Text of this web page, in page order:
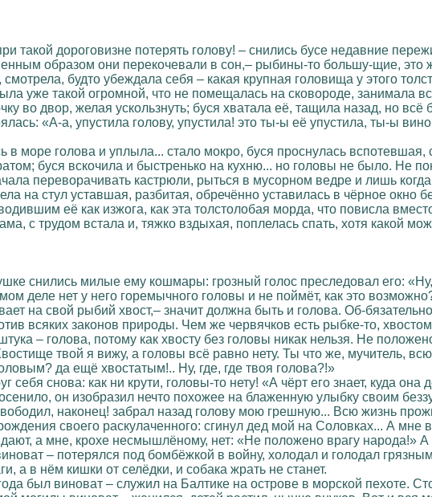
такой дороговизне потерять голову! – снились бусе недавние
образом они перекочевали в сон,– рыбины-то большу-щие, это
смотрела, будто убеждала себя – какая крупная головища у этого
уже такой огромной, что не помещалась на сковороде, занимала
во двор, желая ускользнуть; буся хватала её, тащила назад, но
«А-а, упустила голову, упустила! это ты-ы её упустила, ты-ы
в море голова и уплыла... стало мокро, буся проснулась
буся вскочила и быстренько на кухню... но головы не было. Не
переворачивать кастрюли, рыться в мусорном ведре и лишь
на стул уставшая, разбитая, обречённо уставилась в чёрное окно
её как изжога, как эта толстолобая морда, что повисла
с трудом встала и, тяжко вздыхая, поплелась спать, хотя какой
снились милые ему кошмары: грозный голос преследовал его:
деле нет у него горемычного головы и не поймёт, как это
на свой рыбий хвост,– значит должна быть и голова. Об-
всяких законов природы. Чем же червячков есть рыбке-то,
– голова, потому как хвосту без головы никак нельзя. Не
твой я вижу, а головы всё равно нету. Ты что же, мучитель,
да ещё хвостатым!.. Ну, где, где твоя голова?!»
себя снова: как ни крути, головы-то нету! «А чёрт его знает, куда
он изобразил нечто похожее на блаженную улыбку своим
наконец! забрал назад голову мою грешную... Всю жизнь
своего раскулаченного: сгинул дед мой на Соловках... А
дают, а мне, крохе несмышлёному, нет: «Не положено врагу
– потерялся под бомбёжкой в войну, холодал и голодал
а в нём кишки от селёдки, и собака жрать не станет.
был виноват – служил на Балтике на острове в морской пехоте.